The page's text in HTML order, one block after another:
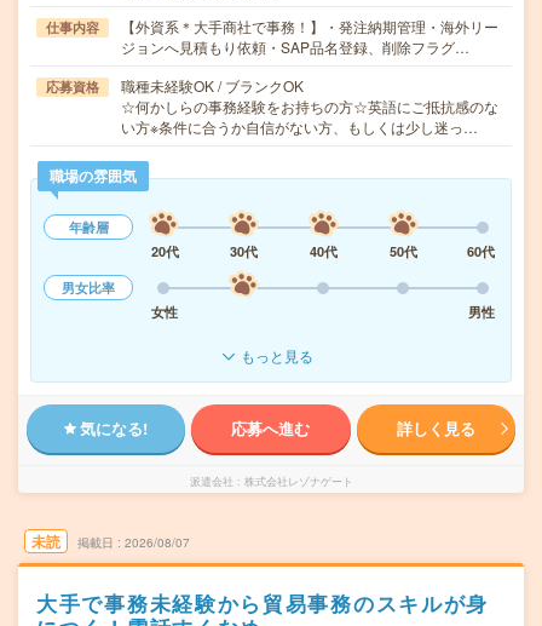
仕事内容
【外資系＊大手商社で事務！】・発注納期管理・海外リー
ジョンへ見積もり依頼・SAP品名登録、削除フラグ…
応募資格
職種未経験OK / ブランクOK
☆何かしらの事務経験をお持ちの方☆英語にご抵抗感のな
い方※条件に合うか自信がない方、もしくは少し迷っ…
職場の雰囲気
年齢層
20代
30代 40代 50代
60代
男女比率
女性
男性
もっと見る
気になる! 応募へ進む 詳しく見る
派遣会社 株式会社レゾナゲート
未読 掲載日 2026/08/07
大手で事務未経験から貿易事務のスキルが身